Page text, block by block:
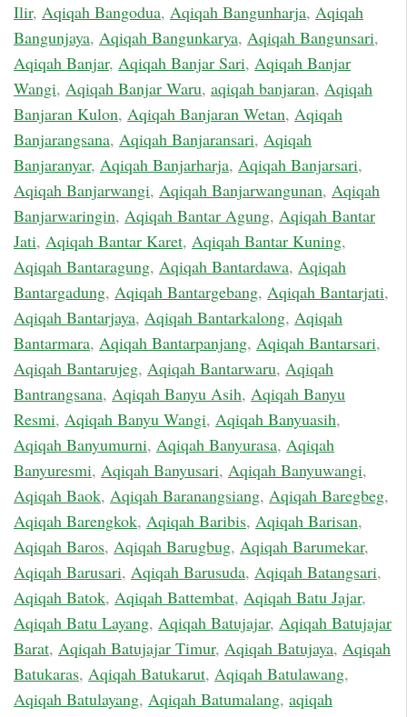
Ilir, Aqiqah Bangodua, Aqiqah Bangunharja, Aqiqah
Bangunjaya, Aqiqah Bangunkarya, Aqiqah Bangunsari,
Aqiqah Banjar, Aqiqah Banjar Sari, Aqiqah Banjar
Wangi, Aqiqah Banjar Waru, aqiqah banjaran, Aqiqah
Banjaran Kulon, Aqiqah Banjaran Wetan, Aqiqah
Banjarangsana, Aqiqah Banjaransari, Aqiqah
Banjaranyar, Aqiqah Banjarharja, Aqiqah Banjarsari,
Aqiqah Banjarwangi, Aqiqah Banjarwangunan, Aqiqah
Banjarwaringin, Aqiqah Bantar Agung, Aqiqah Bantar
Jati, Aqiqah Bantar Karet, Aqiqah Bantar Kuning,
Aqiqah Bantaragung, Aqiqah Bantardawa, Aqiqah
Bantargadung, Aqiqah Bantargebang, Aqiqah Bantarjati,
Aqiqah Bantarjaya, Aqiqah Bantarkalong, Aqiqah
Bantarmara, Aqiqah Bantarpanjang, Aqiqah Bantarsari,
Aqiqah Bantarujeg, Aqiqah Bantarwaru, Aqiqah
Bantrangsana, Aqiqah Banyu Asih, Aqiqah Banyu
Resmi, Aqiqah Banyu Wangi, Aqiqah Banyuasih,
Aqiqah Banyumurni, Aqiqah Banyurasa, Aqiqah
Banyuresmi, Aqiqah Banyusari, Aqiqah Banyuwangi,
Aqiqah Baok, Aqiqah Baranangsiang, Aqiqah Baregbeg,
Aqiqah Barengkok, Aqiqah Baribis, Aqiqah Barisan,
Aqiqah Baros, Aqiqah Barugbug, Aqiqah Barumekar,
Aqiqah Barusari, Aqiqah Barusuda, Aqiqah Batangsari,
Aqiqah Batok, Aqiqah Battembat, Aqiqah Batu Jajar,
Aqiqah Batu Layang, Aqiqah Batujajar, Aqiqah Batujajar
Barat, Aqiqah Batujajar Timur, Aqiqah Batujaya, Aqiqah
Batukaras, Aqiqah Batukarut, Aqiqah Batulawang,
Aqiqah Batulayang, Aqiqah Batumalang, aqiqah